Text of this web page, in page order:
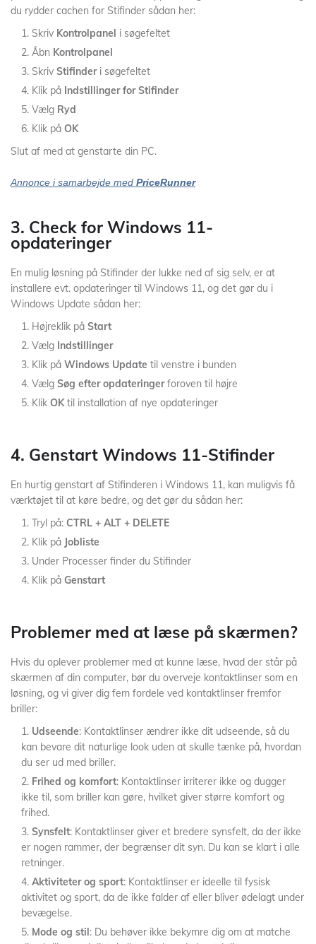
du rydder cachen for Stifinder sådan her:
Skriv Kontrolpanel i søgefeltet
Åbn Kontrolpanel
Skriv Stifinderi søgefeltet
Klik på Indstillinger for Stifinder
Vælg Ryd
Klik på OK
Slut af med at genstarte din PC.
Annonce i samarbejde med PriceRunner
3. Check for Windows 11-
opdateringer
En mulig løsning på Stifinder der lukke ned af sig selv, er at
installere evt. opdateringer til Windows 11, og det gør du i
Windows Update sådan her:
Højreklik på Start
Vælg Indstillinger
Klik på Windows Update til venstre i bunden
Vælg Søg efter opdateringerforoven til højre
Klik OKtil installation af nye opdateringer
4. Genstart Windows 11-Stifinder
En hurtig genstart af Stifinderen i Windows 11, kan muligvis få
værktøjet til at køre bedre, og det gør du sådan her:
Tryl på: CTRL + ALT + DELETE
Klik på Jobliste
Under Processer finder du Stifinder
Klik på Genstart
Problemer med at læse på skærmen?
Hvis du oplever problemer med at kunne læse, hvad der står på
skærmen af din computer, bør du overveje kontaktlinser som en
løsning, og vi giver dig fem fordele ved kontaktlinser fremfor
briller:
Udseende: Kontaktlinser ændrer ikke dit udseende, så du
kan bevare dit naturlige look uden at skulle tænke på, hvordan
du ser ud med briller.
Frihed og komfort: Kontaktlinser irriterer ikke og dugger
ikke til, som briller kan gøre, hvilket giver større komfort og
frihed.
Synsfelt: Kontaktlinser giver et bredere synsfelt, da der ikke
er nogen rammer, der begrænser dit syn. Du kan se klart i alle
retninger.
Aktiviteter og sport: Kontaktlinser er ideelle til fysisk
aktivitet og sport, da de ikke falder af eller bliver ødelagt under
bevægelse.
Mode og stil: Du behøver ikke bekymre dig om at matche